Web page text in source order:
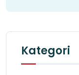
Kategori